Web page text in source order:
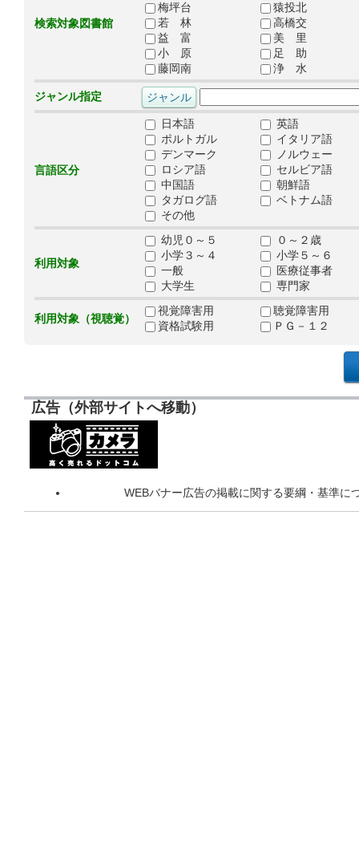
検索対象図書館
梅坪台
猿投北
若 林
高橋交
益 富
美 里
小 原
足 助
藤岡南
浄 水
ジャンル指定
言語区分
日本語
英語
ポルトガル
イタリア語
デンマーク
ノルウェー
ロシア語
セルビア語
中国語
朝鮮語
タガログ語
ベトナム語
その他
利用対象
幼児０～５
０～２歳
小学３～４
小学５～６
一般
医療従事者
大学生
専門家
利用対象（視聴覚）
視覚障害用
聴覚障害用
資格試験用
ＰＧ－１２
広告（外部サイトへ移動）
WEBバナー広告の掲載に関する要綱・基準に